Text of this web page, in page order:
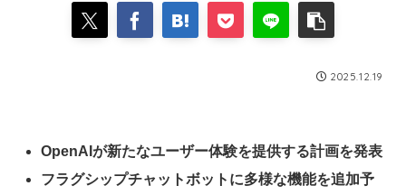
2025.12.19
OpenAIが新たなユーザー体験を提供する計画を発表
フラグシップチャットボットに多様な機能を追加予